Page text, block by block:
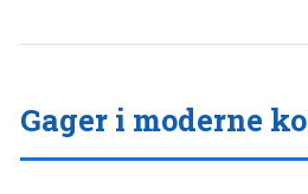
Gager i moderne